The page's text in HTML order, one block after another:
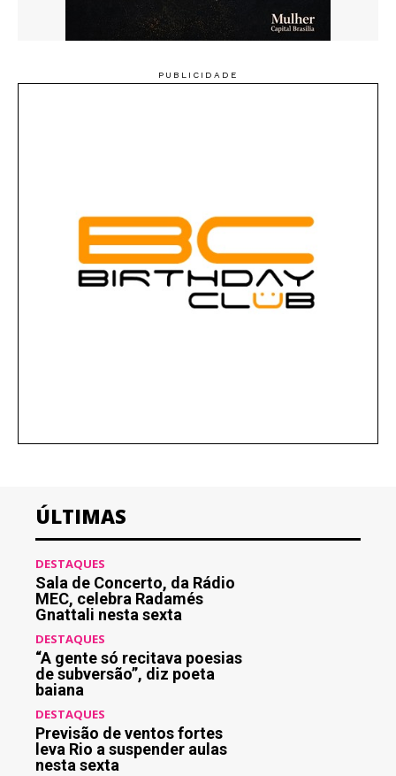
ÚLTIMAS
DESTAQUES
Sala de Concerto, da Rádio
MEC, celebra Radamés
Gnattali nesta sexta
DESTAQUES
“A gente só recitava poesias
de subversão”, diz poeta
baiana
DESTAQUES
Previsão de ventos fortes
leva Rio a suspender aulas
nesta sexta